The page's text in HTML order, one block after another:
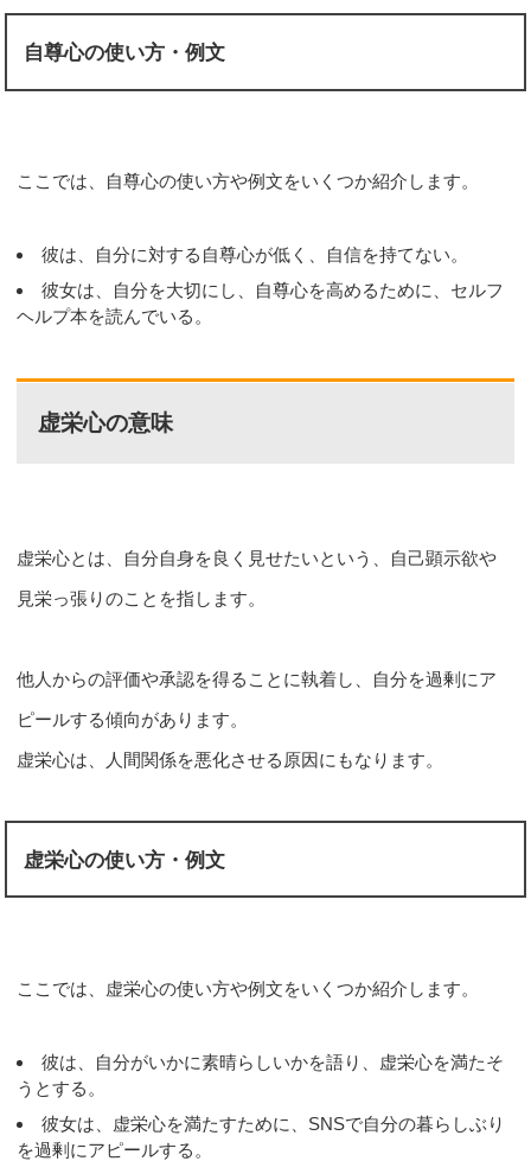
自尊心の使い方・例文
ここでは、自尊心の使い方や例文をいくつか紹介します。
彼は、自分に対する自尊心が低く、自信を持てない。
彼女は、自分を大切にし、自尊心を高めるために、セルフ
ヘルプ本を読んでいる。
虚栄心の意味
虚栄心とは、自分自身を良く見せたいという、自己顕示欲や
見栄っ張りのことを指します。
他人からの評価や承認を得ることに執着し、自分を過剰にア
ピールする傾向があります。
虚栄心は、人間関係を悪化させる原因にもなります。
虚栄心の使い方・例文
ここでは、虚栄心の使い方や例文をいくつか紹介します。
彼は、自分がいかに素晴らしいかを語り、虚栄心を満たそ
うとする。
彼女は、虚栄心を満たすために、SNSで自分の暮らしぶり
を過剰にアピールする。